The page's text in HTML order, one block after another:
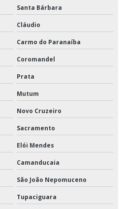
Santa Bárbara
Cláudio
Carmo do Paranaíba
Coromandel
Prata
Mutum
Novo Cruzeiro
Sacramento
Elói Mendes
Camanducaia
São João Nepomuceno
Tupaciguara